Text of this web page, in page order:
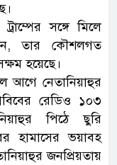
সঙ্গে মিলে
তার কৌশলগত
হয়েছে।
আগে নেতানিয়াহুর
রেডিও ১০৩
পিঠে ছুরি
হামাসের ভয়াবহ
জনপ্রিয়তায়